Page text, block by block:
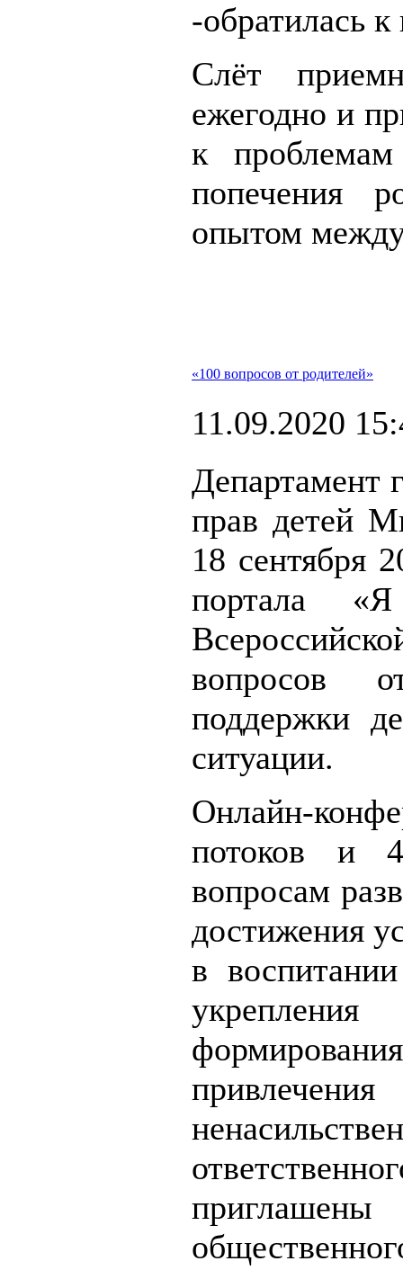
-обратилась
Слёт
ежегодно и
к
попечения
опытом
«100 вопросов от родителей»
11.09.2020
Департамент
прав детей
18 сентября
портала
вопросов
поддержки
ситуации.
Онлайн-
потоков и
вопросам
достижения
в